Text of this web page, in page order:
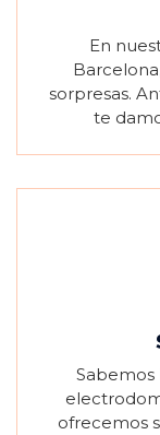
En
sorpresas.
te
ofrecemos